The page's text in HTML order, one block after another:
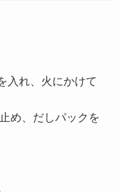
入れ、火にかけて
め、だしパックを